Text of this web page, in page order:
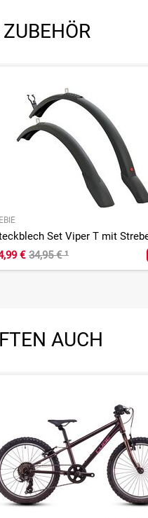
Set Viper T mit
€ 34,95 €¹
AUCH